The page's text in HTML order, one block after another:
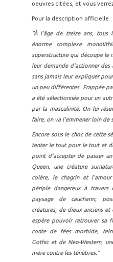
oeuvres citées, et vous
Pour la description officielle :
"À l'âge de treize ans, tous
énorme complexe
superstructure qui découpe le
leur demande d'actionner des
sans jamais leur expliquer
un peu différentes. Frappée
a été sélectionnée pour un
par la masculinité. On lui
faire, on va l'emmener loin de
Encore sous le choc de cette
tenter le tout pour le tout et
point d'accepter de passer
Queen, une créature
colère, le chagrin et
périple dangereux à travers
paysage de cauchamr,
créatures, de dieux anciens
espère pouvoir retrouver sa
conte de fées morbide,
Gothic et de Neo-Western,
mère contre les ténèbres."